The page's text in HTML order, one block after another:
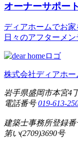
オーナーサポート
ディアホームでお家
日々のアフターメ
株式会社ディアホー
岩手県盛岡市本宮4
電話番号019-613-
建築士事務所登録番
第い(2709)3690号